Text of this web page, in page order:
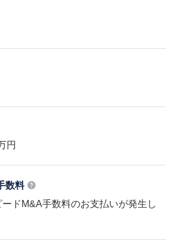
円
数料
ドM&A手数料のお支払いが発生し